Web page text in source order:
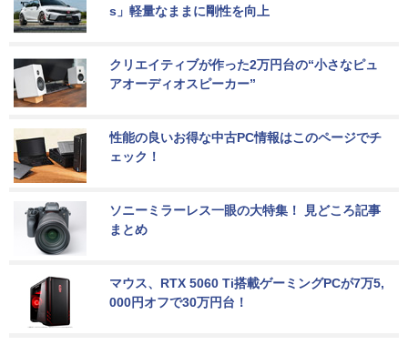
s」軽量なままに剛性を向上
クリエイティブが作った2万円台の“小さなピュ
アオーディオスピーカー”
性能の良いお得な中古PC情報はこのページでチ
ェック！
ソニーミラーレス一眼の大特集！ 見どころ記事
まとめ
マウス、RTX 5060 Ti搭載ゲーミングPCが7万5,
000円オフで30万円台！